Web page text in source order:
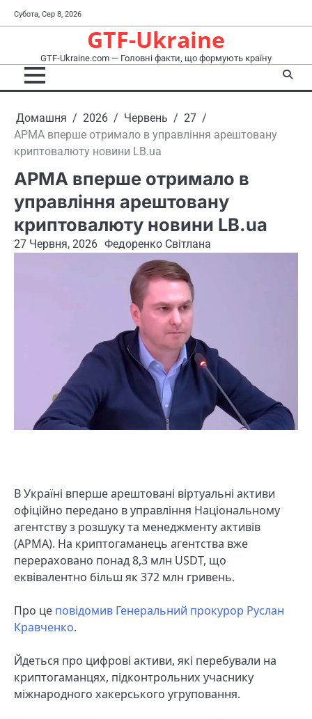
Перейти
до
Субота, Сер 8, 2026
GTF-Ukraine
GTF-Ukraine.com — Головні факти, що формують країну
Домашня 2026 Червень
27
АРМА вперше отримало в управління арештовану
криптовалюту новини LB.ua
АРМА вперше отримало в
управління арештовану
криптовалюту новини LB.ua
27 Червня, 2026 Федоренко Світлана
В Україні вперше арештовані віртуальні активи
офіційно передано в управління Національному
агентству з розшуку та менеджменту активів
(АРМА). На криптогаманець агентства вже
перераховано понад 8,3 млн USDT, що
еквівалентно більш як 372 млн гривень.
Про це повідомив Генеральний прокурор Руслан
Кравченко.
Йдеться про цифрові активи, які перебували на
криптогаманцях, підконтрольних учаснику
міжнародного хакерського угруповання.